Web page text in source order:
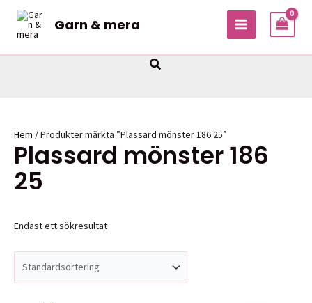
Hoppa
innehåll
Garn & mera
MAIN
Sök
Hem / Produkter märkta ”Plassard mönster 186 25”
Plassard mönster 186
25
Endast ett sökresultat